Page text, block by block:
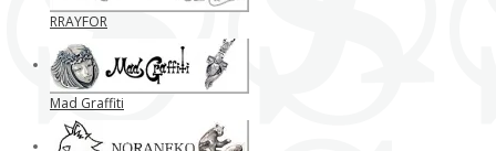
RRAYFOR
Mad Graffiti